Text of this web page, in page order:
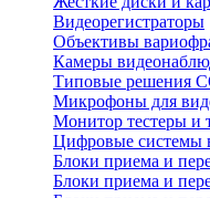
Видеорегистраторы
Объективы
Камеры
Типовые решения
Микрофоны для
Монитор тестеры и
Цифровые системы
Блоки приема и
Блоки приема и